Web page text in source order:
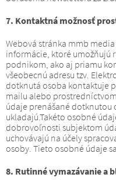
7. Kontaktná možnosť
Webová stránka mmb
informácie, ktoré umožňujú
podnikom, ako aj priamu
všeobecnú adresu tzv.
dotknutá osoba kontaktuje
mailu alebo
údaje prenášané dotknutou
ukladajú.Takéto osobné
dobrovoľnosti subjektom
uchovávajú na účely
osoby. Tieto osobné údaje
8. Rutinné vymazávanie a